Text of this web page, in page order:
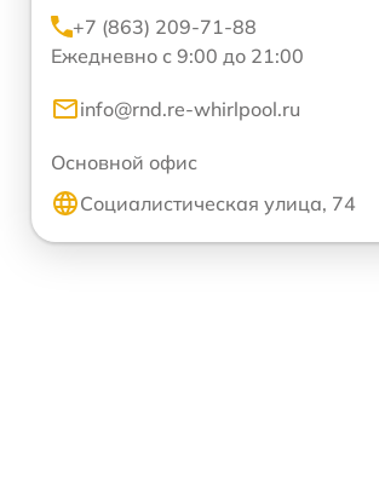
+7 (863) 209-71-88
Ежедневно с 9:00 до 21:00
info@rnd.re-whirlpool.ru
Основной офис
Социалистическая улица, 74